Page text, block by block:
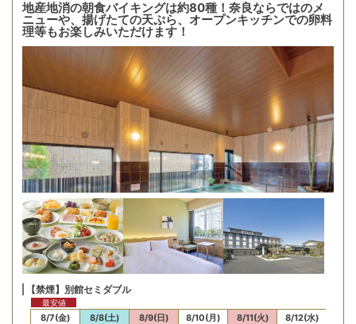
地産地消の朝食バイキングは約80種！奈良ならではのメ
ニューや、揚げたての天ぷら、オープンキッチンでの卵料
理等もお楽しみいただけます！
【禁煙】別館セミダブル
8/7(金)
最安値
8/8(土)
8/9(日)
8/10(月) 8/11(火) 8/12(水)